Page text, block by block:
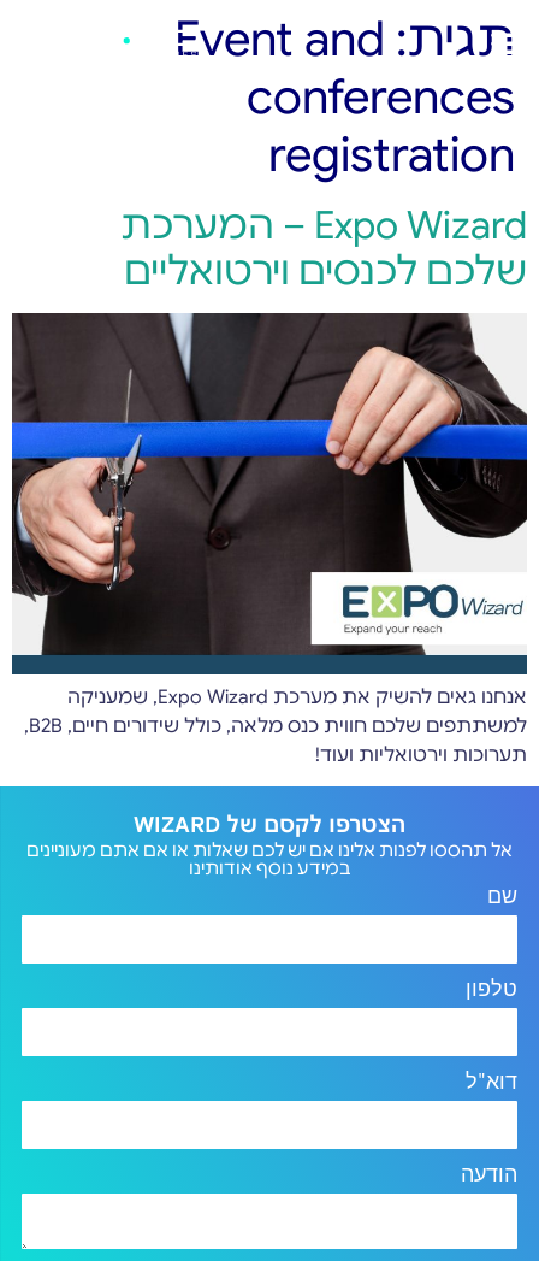
תגית: Event and
conferences
registration
Expo Wizard – המערכת
שלכם לכנסים וירטואליים
אנחנו גאים להשיק את מערכת Expo Wizard, שמעניקה
למשתתפים שלכם חווית כנס מלאה, כולל שידורים חיים, B2B,
תערוכות וירטואליות ועוד!
הצטרפו לקסם של WIZARD
אל תהססו לפנות אלינו אם יש לכם שאלות או אם אתם מעוניינים
במידע נוסף אודותינו
שם
טלפון
דוא"ל
הודעה